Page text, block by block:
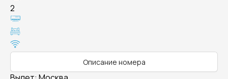
2
Описание номера